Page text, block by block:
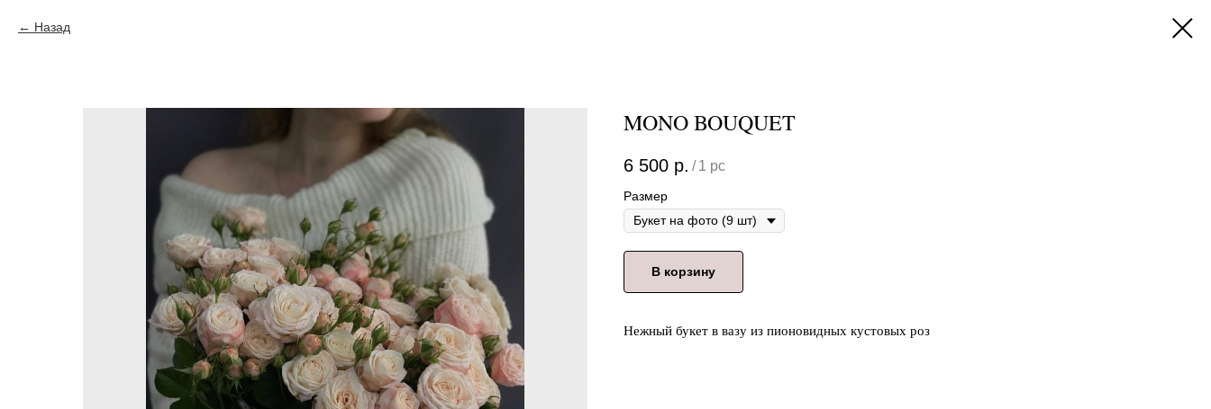
Назад
MONO BOUQUET
6 500 р. / 1 pc
Размер
В корзину
Нежный букет в вазу из пионовидных кустовых роз